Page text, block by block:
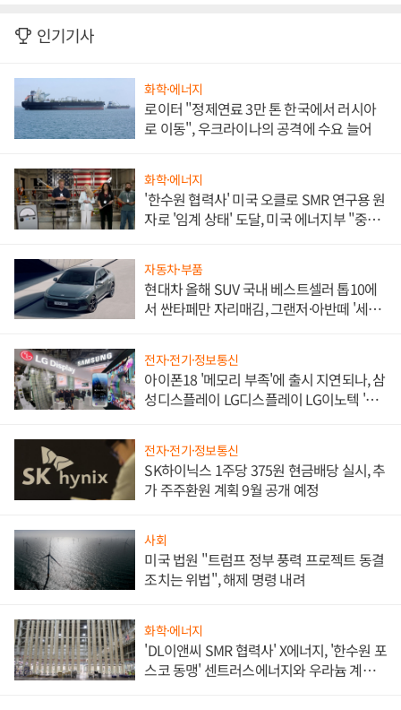
인기기사
화학·에너지
로이터 "정제연료 3만 톤 한국에서 러시아
로 이동", 우크라이나의 공격에 수요 늘어
화학·에너지
'한수원 협력사' 미국 오클로 SMR 연구용 원
자로 '임계 상태' 도달, 미국 에너지부 "중요
자동차·부품
현대차 올해 SUV 국내 베스트셀러 톱10에
서 싼타페만 자리매김, 그랜저·아반떼 '세단
전자·전기·정보통신
아이폰18 '메모리 부족'에 출시 지연되나, 삼
성디스플레이 LG디스플레이 LG이노텍 '탈
전자·전기·정보통신
SK하이닉스 1주당 375원 현금배당 실시, 추
가 주주환원 계획 9월 공개 예정
사회
미국 법원 "트럼프 정부 풍력 프로젝트 동결
조치는 위법", 해제 명령 내려
화학·에너지
'DL이앤씨 SMR 협력사' X에너지, '한수원 포
스코 동맹' 센트러스에너지와 우라늄 계약